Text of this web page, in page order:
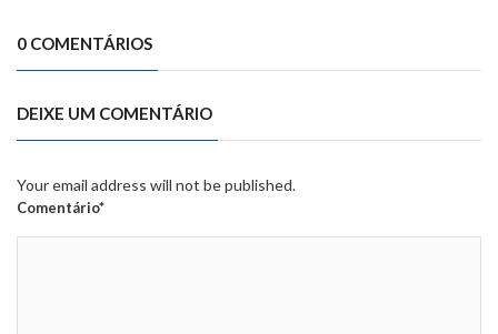
0 COMENTÁRIOS
DEIXE UM COMENTÁRIO
Your email address will not be published.
Comentário*